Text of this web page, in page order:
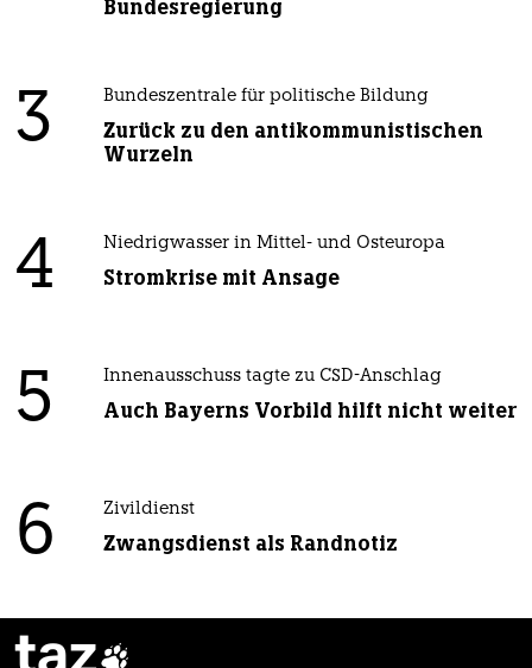
Bundesregierung
3 Bundeszentrale für politische Bildung
Zurück zu den antikommunistischen
Wurzeln
4 Niedrigwasser in Mittel- und Osteuropa
Stromkrise mit Ansage
5 Innenausschuss tagte zu CSD-Anschlag
Auch Bayerns Vorbild hilft nicht weiter
6 Zivildienst
Zwangsdienst als Randnotiz
